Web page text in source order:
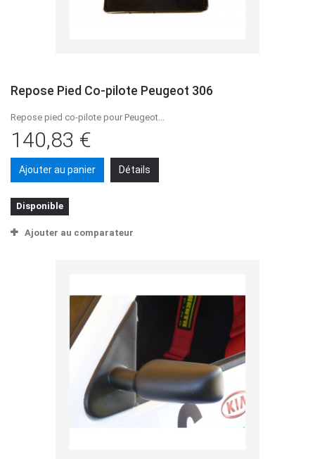
Repose Pied Co-pilote Peugeot 306
Repose pied co-pilote pour Peugeot...
140,83 €
Ajouter au panier Détails
Disponible
Ajouter au comparateur